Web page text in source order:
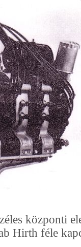
központi
Hirth féle